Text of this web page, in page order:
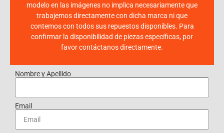
modelo en las imágenes no implica necesariamente que
trabajemos directamente con dicha marca ni que
contemos con todos sus repuestos disponibles. Para
confirmar la disponibilidad de piezas específicas, por
favor contáctanos directamente.
Nombre y Apellido
Email